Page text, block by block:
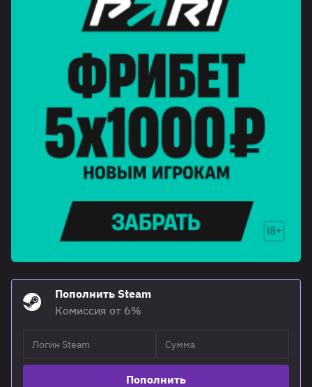
Пополнить Steam
Комиссия от 6%
Пополнить